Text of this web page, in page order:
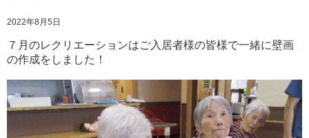
2022年8月5日
７月のレクリエーションはご入居者様の皆様で一緒に壁画
の作成をしました！